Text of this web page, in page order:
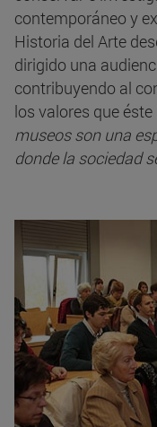
contemporáneo y
Historia del Arte
dirigido una
contribuyendo al
los valores que
museos son una
donde la sociedad